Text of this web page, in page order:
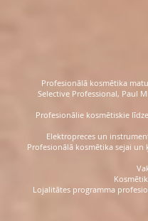
Profesionālā kosmētika
Selective Professional, Paul
Profesionālie kosmētiskie
Elektropreces un
Profesionālā kosmētika sejai un
Lojalitātes programma